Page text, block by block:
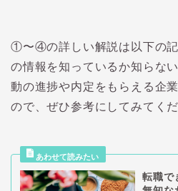
①〜④の詳しい解説は以下の記
の情報を知っているか知らな
動の進捗や内定をもらえる企
ので、ぜひ参考にしてみてくだ
転職で